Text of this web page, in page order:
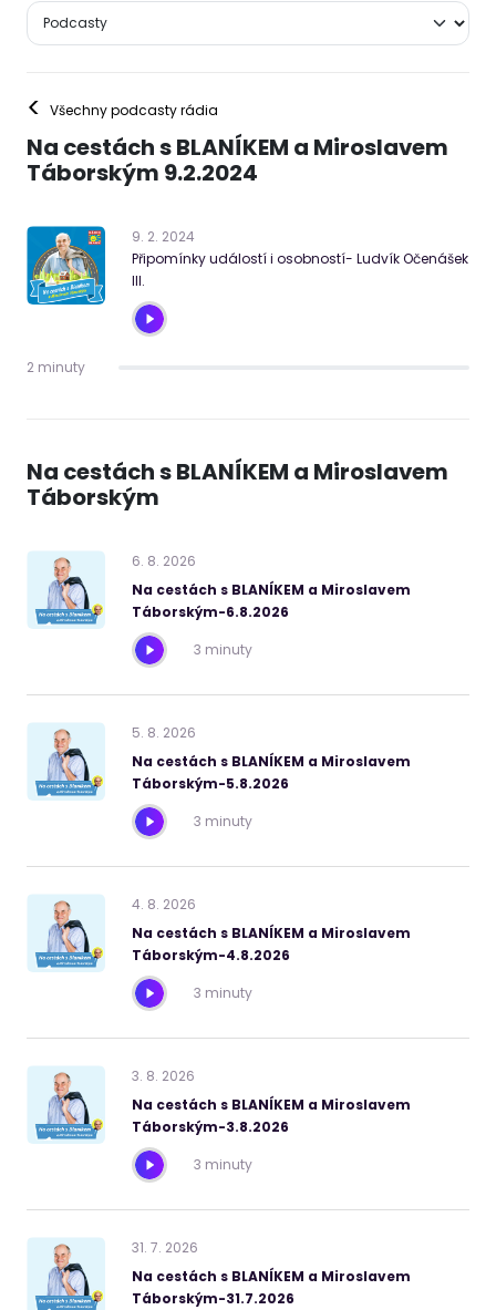
< Všechny podcasty rádia
Na cestách s BLANÍKEM a Miroslavem
Táborským 9.2.2024
9. 2. 2024
Připomínky událostí i osobností- Ludvík Očenášek
III.
2 minuty
Na cestách s BLANÍKEM a Miroslavem
Táborským
6. 8. 2026
Na cestách s BLANÍKEM a Miroslavem
Táborským-6.8.2026
3 minuty
5. 8. 2026
Na cestách s BLANÍKEM a Miroslavem
Táborským-5.8.2026
3 minuty
4. 8. 2026
Na cestách s BLANÍKEM a Miroslavem
Táborským-4.8.2026
3 minuty
3. 8. 2026
Na cestách s BLANÍKEM a Miroslavem
Táborským-3.8.2026
3 minuty
31. 7. 2026
Na cestách s BLANÍKEM a Miroslavem
Táborským-31.7.2026